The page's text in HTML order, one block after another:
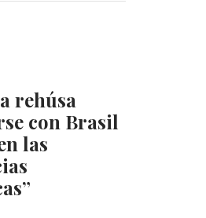
rehúsa
con Brasil
las